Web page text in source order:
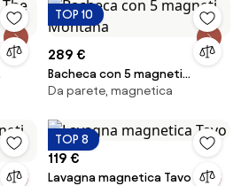
TOP 10
289 €
Bacheca con 5 magneti
Montana
Da parete, magnetica
TOP 8
119 €
Lavagna magnetica Tavo